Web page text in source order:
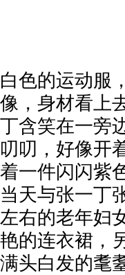
白色的运动服
像，身材看上
丁含笑在一旁
叨叨，好像开
着一件闪闪紫
当天与张一丁
左右的老年妇
艳的连衣裙，
满头白发的耄